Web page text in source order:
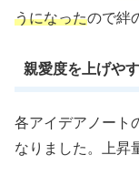
うになったので絆
親愛度を上げや
各アイデアノート
なりました。上昇